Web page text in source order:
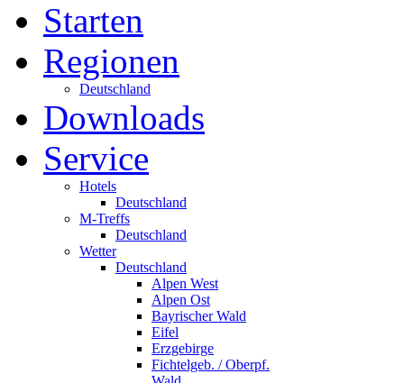
Starten
Regionen
Deutschland
Downloads
Service
Hotels
Deutschland
M-Treffs
Deutschland
Wetter
Deutschland
Alpen West
Alpen Ost
Bayrischer Wald
Eifel
Erzgebirge
Fichtelgeb. / Oberpf.